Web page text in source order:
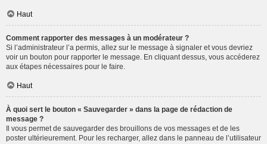
Haut
Comment rapporter des messages à un modérateur ?
Si l’administrateur l’a permis, allez sur le message à signaler et vous devriez
voir un bouton pour rapporter le message. En cliquant dessus, vous accéderez
aux étapes nécessaires pour le faire.
Haut
À quoi sert le bouton « Sauvegarder » dans la page de rédaction de
message ?
Il vous permet de sauvegarder des brouillons de vos messages et de les
poster ultérieurement. Pour les recharger, allez dans le panneau de l’utilisateur